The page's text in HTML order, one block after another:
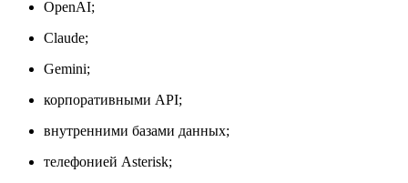
OpenAI;
Claude;
Gemini;
корпоративными API;
внутренними базами данных;
телефонией Asterisk;